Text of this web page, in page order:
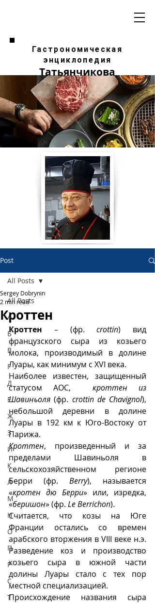
Гастрономическая
энциклопедия
Татьянчикова
Post
All Posts
А
Б
В
Г
Д
Е
Ж
З
И
К
Л
М
Н
О
П
Р
С
Т
All Posts
Кроттен
Sergey Dobrynin
2 min read
Кроттен – (фр. crottin) вид
французского сыра из козьего
молока, производимый в долине
Луары, как минимум с XVI века.
Наиболее известен, защищенный
статусом АОС, кроттен из
Шавиньоля (фр. crottin de Chavignol),
небольшой деревни в долине
Луары в 192 км к Юго-Востоку от
Парижа.
Кроттен, произведенный и за
пределами Шавиньоля в
сельскохозяйственном регионе
Берри (фр. Berry), называется
«кротен дю Берри» или, изредка,
«беришон» (фр. Le Berrichon).
Считается, что козы на Юге
Франции остались со времен
арабского вторжения в VIII веке н.э.
Разведение коз и производство
козьего сыра в южной части
долины Луары стало с тех пор
местной специализацией.
Происхождение названия сыра